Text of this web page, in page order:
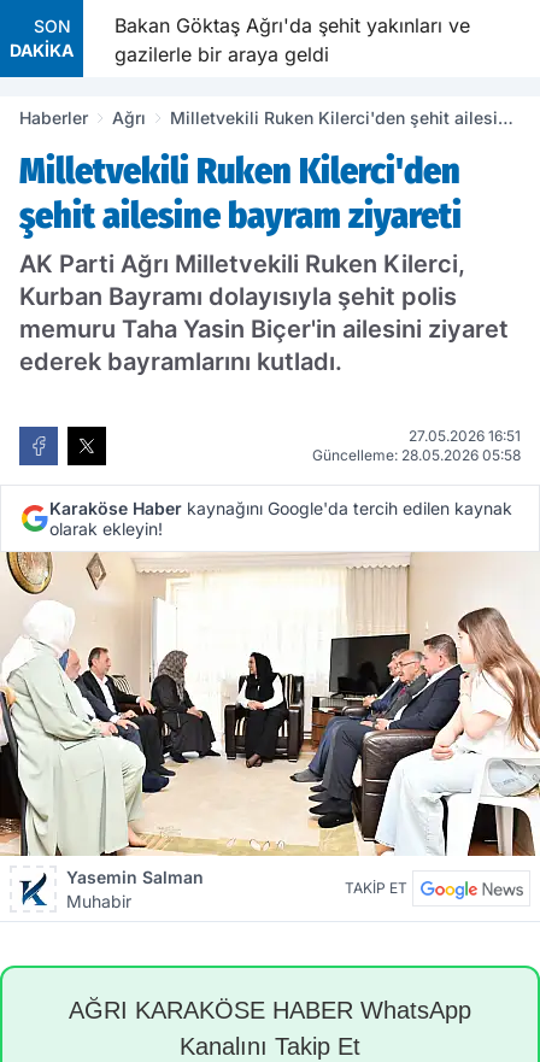
SON
DAKİKA
yaktı
Bakan Göktaş Ağrı'da şehit yakınları ve
gazilerle bir araya geldi
Haberler Ağrı
Milletvekili Ruken Kilerci'den şehit ailesine
Milletvekili Ruken Kilerci'den
şehit ailesine bayram ziyareti
AK Parti Ağrı Milletvekili Ruken Kilerci,
Kurban Bayramı dolayısıyla şehit polis
memuru Taha Yasin Biçer'in ailesini ziyaret
ederek bayramlarını kutladı.
27.05.2026 16:51
Güncelleme: 28.05.2026 05:58
Karaköse Haber kaynağını Google'da tercih edilen kaynak
olarak ekleyin!
Yasemin Salman
Muhabir
TAKİP ET
AĞRI KARAKÖSE HABER WhatsApp
Kanalını Takip Et